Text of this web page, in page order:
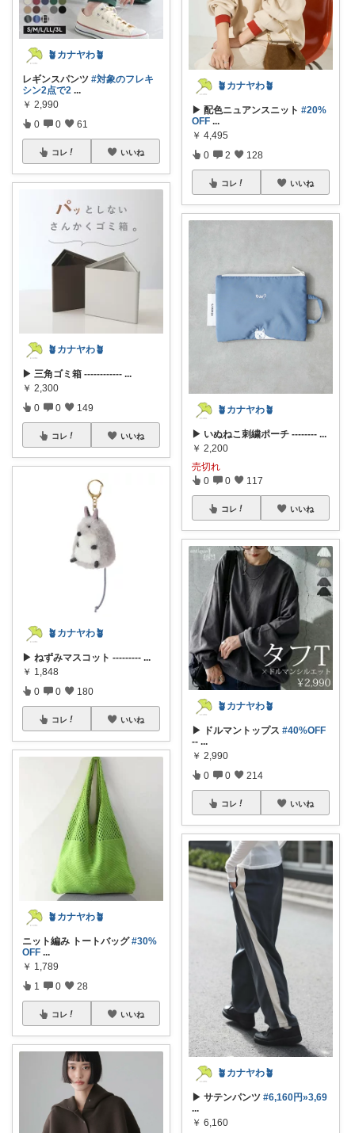
🪴カナヤわ🪴
レギンスパンツ #対象のフレキ
シン2点で2 ...
￥ 2,990
0 0 61
コレ いいね
🪴カナヤわ🪴
▶ 三角ゴミ箱 ------------ ...
￥ 2,300
0 0 149
コレ いいね
🪴カナヤわ🪴
▶ ねずみマスコット --------- ...
￥ 1,848
0 0 180
コレ いいね
🪴カナヤわ🪴
ニット編み トートバッグ#30%
OFF ...
￥ 1,789
1 0 28
コレ いいね
🪴カナヤわ🪴
▶ 配色ニュアンスニット #20%
OFF ...
￥ 4,495
0 2 128
コレ いいね
🪴カナヤわ🪴
▶ いぬねこ刺繍ポーチ -------- ...
￥ 2,200
売切れ
0 0 117
コレ いいね
🪴カナヤわ🪴
▶ ドルマントップス #40%OFF
-- ...
￥ 2,990
0 0 214
コレ いいね
🪴カナヤわ🪴
▶ サテンパンツ #6,160円»3,69
...
￥ 6,160